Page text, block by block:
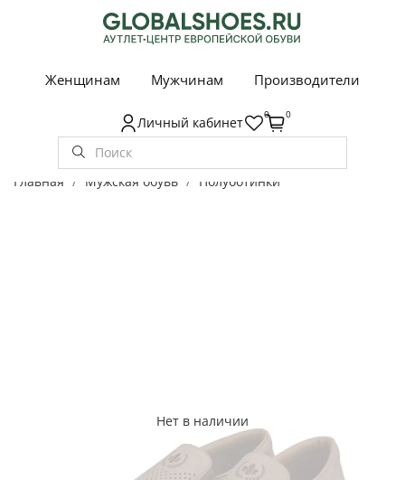
Женщинам Мужчинам Производители
Личный кабинет 0 0
Главная Мужская обувь Полуботинки
Нет в наличии